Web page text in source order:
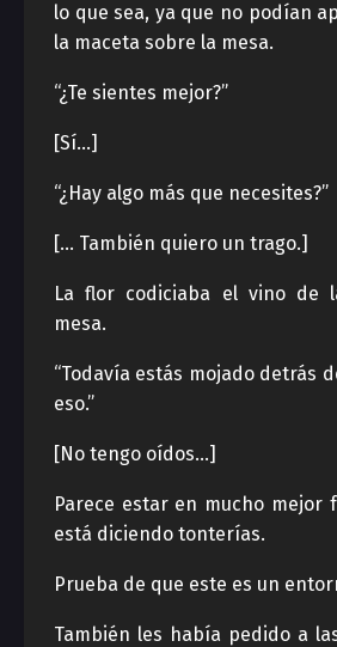
lo que sea, ya que no podían
la maceta sobre la mesa.
“¿Te sientes mejor?”
[Sí…]
“¿Hay algo más que necesites?”
[… También quiero un trago.]
La flor codiciaba el vino de
mesa.
“Todavía estás mojado detrás
eso.”
[No tengo oídos…]
Parece estar en mucho mejor
está diciendo tonterías.
Prueba de que este es un
También les había pedido a